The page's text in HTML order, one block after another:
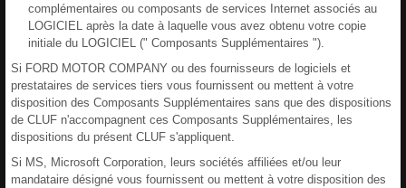
complémentaires ou composants de services Internet associés au
LOGICIEL après la date à laquelle vous avez obtenu votre copie
initiale du LOGICIEL (" Composants Supplémentaires ").
Si FORD MOTOR COMPANY ou des fournisseurs de logiciels et
prestataires de services tiers vous fournissent ou mettent à votre
disposition des Composants Supplémentaires sans que des dispositions
de CLUF n'accompagnent ces Composants Supplémentaires, les
dispositions du présent CLUF s'appliquent.
Si MS, Microsoft Corporation, leurs sociétés affiliées et/ou leur
mandataire désigné vous fournissent ou mettent à votre disposition des